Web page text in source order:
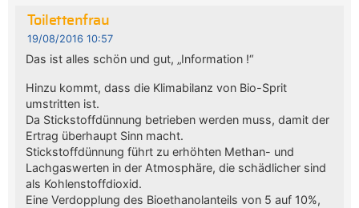
Toilettenfrau
19/08/2016 10:57
Das ist alles schön und gut, „Information !“
Hinzu kommt, dass die Klimabilanz von Bio-Sprit
umstritten ist.
Da Stickstoffdünnung betrieben werden muss, damit der
Ertrag überhaupt Sinn macht.
Stickstoffdünnung führt zu erhöhten Methan- und
Lachgaswerten in der Atmosphäre, die schädlicher sind
als Kohlenstoffdioxid.
Eine Verdopplung des Bioethanolanteils von 5 auf 10%,